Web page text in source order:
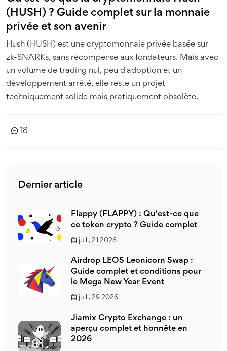
(HUSH) ? Guide complet sur la monnaie
privée et son avenir
Hush (HUSH) est une cryptomonnaie privée basée sur
zk-SNARKs, sans récompense aux fondateurs. Mais avec
un volume de trading nul, peu d'adoption et un
développement arrêté, elle reste un projet
techniquement solide mais pratiquement obsolète.
18
Dernier article
Flappy (FLAPPY) : Qu'est-ce que
ce token crypto ? Guide complet
juil., 21 2026
Airdrop LEOS Leonicorn Swap :
Guide complet et conditions pour
le Mega New Year Event
juil., 29 2026
Jiamix Crypto Exchange : un
aperçu complet et honnête en
2026